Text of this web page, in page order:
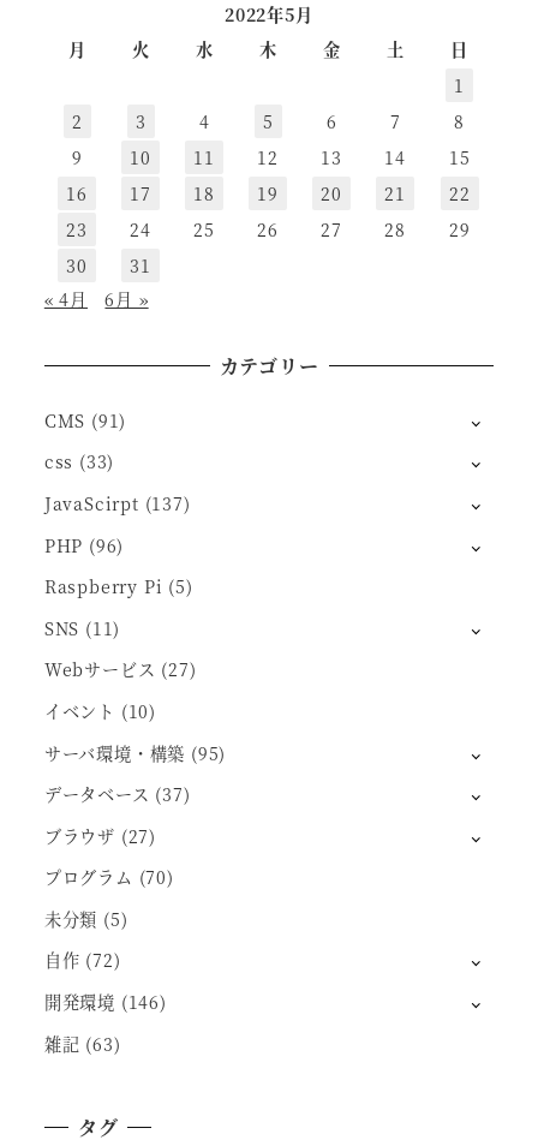
2022年5月
月
火 水 木 金 土
日
1
2
3 4 5 6 7
8
9
10 11 12 13 14
15
16
17 18 19 20 21
22
23
24 25 26 27 28
29
30
31
« 4月
6月 »
カテゴリー
CMS (91)
css (33)
JavaScirpt (137)
PHP (96)
Raspberry Pi (5)
SNS (11)
Webサービス (27)
イベント (10)
サーバ環境・構築 (95)
データベース (37)
ブラウザ (27)
プログラム (70)
未分類 (5)
自作 (72)
開発環境 (146)
雑記 (63)
タグ